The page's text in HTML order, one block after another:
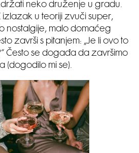
neko druženje u gradu.
u teoriji zvuči super,
nostalgije, malo domaćeg
završi s pitanjem: „Je li ovo to
Često se događa da završimo
(dogodilo mi se).